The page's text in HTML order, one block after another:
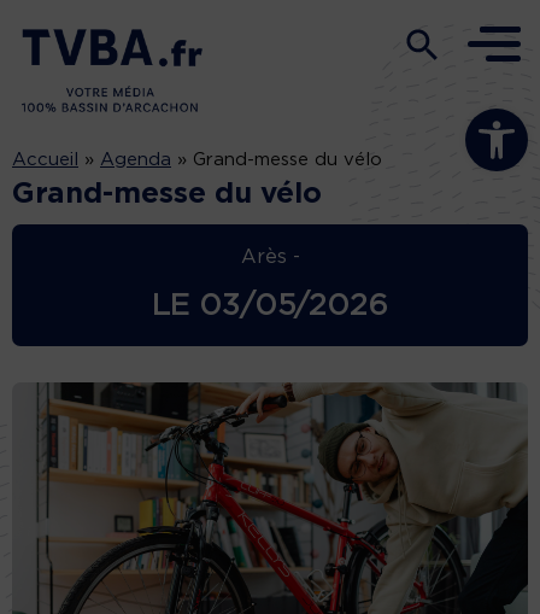
Ouvrir la
Accueil » Agenda » Grand-messe du vélo
Grand-messe du vélo
Arès -
LE 03/05/2026